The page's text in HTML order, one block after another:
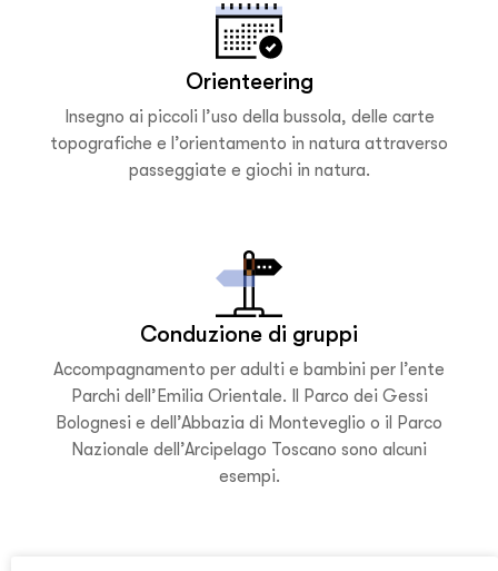
Orienteering​
Insegno ai piccoli l’uso della bussola, delle carte
topografiche e l’orientamento in natura attraverso
passeggiate e giochi in natura.
Conduzione di gruppi
Accompagnamento per adulti e bambini per l’ente
Parchi dell’Emilia Orientale. Il Parco dei Gessi
Bolognesi e dell’Abbazia di Monteveglio o il Parco
Nazionale dell’Arcipelago Toscano sono alcuni
esempi.